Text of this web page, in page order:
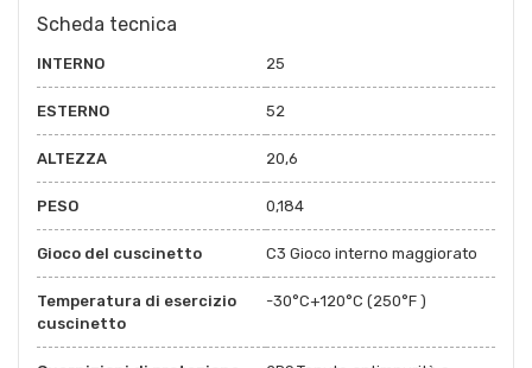
Scheda tecnica
INTERNO 25
ESTERNO 52
ALTEZZA 20,6
PESO 0,184
Gioco del cuscinetto C3 Gioco interno maggiorato
Temperatura di esercizio
cuscinetto
-30°C+120°C (250°F )